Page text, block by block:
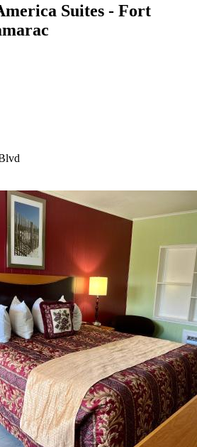
Suites - Fort